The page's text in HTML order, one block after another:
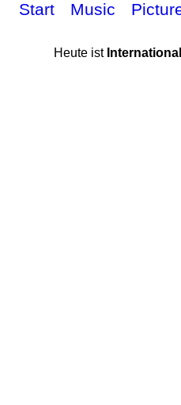
Start Music
Heute ist